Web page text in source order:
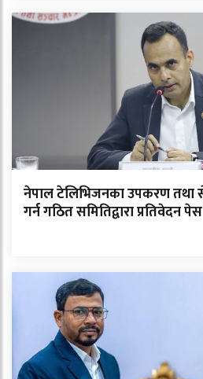
नेपाल टेलिभिजनका उपकरण तथा
गर्न गठित समितिद्वारा प्रतिवेदन पेस